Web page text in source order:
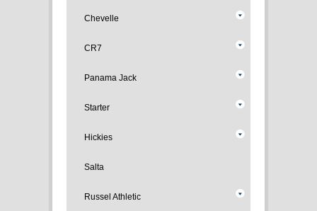
Chevelle
CR7
Panama Jack
Starter
Hickies
Salta
Russel Athletic